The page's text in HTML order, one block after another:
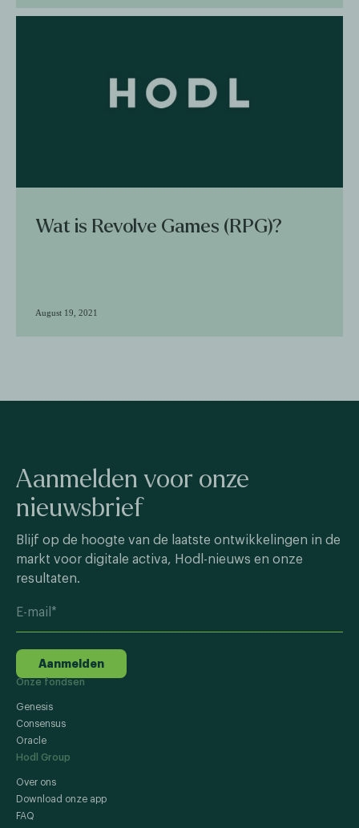
Wat is Revolve Games (RPG)?
August 19, 2021
Aanmelden voor onze
nieuwsbrief
Blijf op de hoogte van de laatste ontwikkelingen in de
markt voor digitale activa, Hodl-nieuws en onze
resultaten.
Aanmelden
Onze fondsen
Genesis
Consensus
Oracle
Hodl Group
Over ons
Download onze app
FAQ